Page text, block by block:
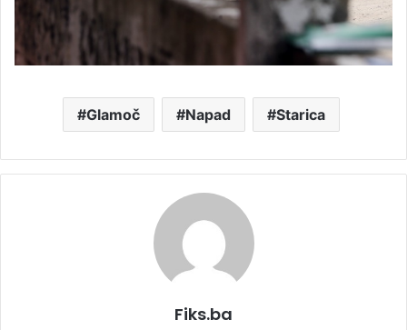
Glamoč Napad Starica
Fiks.ba